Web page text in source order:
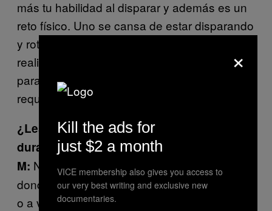
más tu habilidad al disparar y además es un
reto físico. Uno se cansa de estar disparando
y rotando el cuerpo. Es lo interesante de la
realidad virtual: cómo deja de ser un reto
para los dedos para convertirse en uno que
requiere la destreza de todo el cuerpo.
¿Les ha tocado que haya alguna lesión
durante una sesión de prueba?
M: No tal cual, pero hay algunos casos
donde la persona tenía fobia a las muñecas,
o a veces la gente se emociona tanto, gira y
×
Kill the ads for
just $2 a month
VICE membership also gives you access to
our very best writing and exclusive new
documentaries.